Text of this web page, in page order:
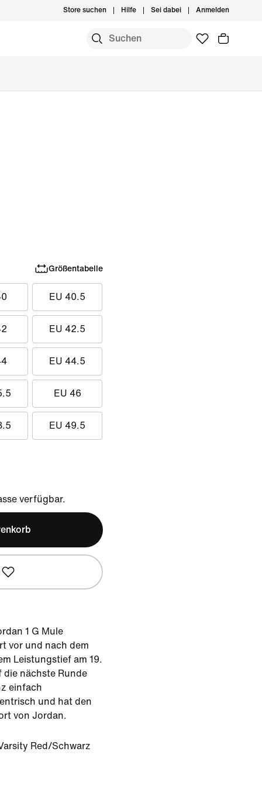
Store suchen Hilfe Sei dabei Anmelden
Größentabelle
EU 40.5
EU 42.5
EU 44.5
EU 46
EU 49.5
verfügbar.
1 G Mule
vor und nach dem
Leistungstief am 19.
nächste Runde
einfach
und hat den
von Jordan.
Red/Schwarz